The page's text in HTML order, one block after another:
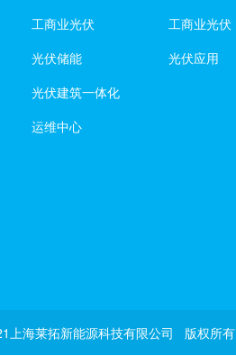
工商业光伏
光伏储能
光伏建筑一体化
运维中心
工商业光伏
光伏应用
上海莱拓新能源科技有限公司 版权所有